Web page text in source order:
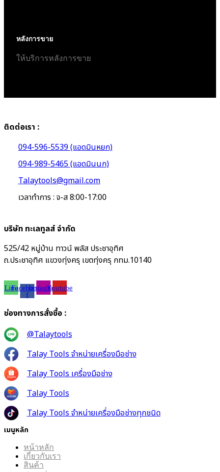
หลังการขาย
ให้บริการหลังการขาย
ติดต่อเรา :
094-596-5539 (แอดมินหยก)
094-989-5465 (แอดมินนก)
Talaytools@gmail.com
เวลาทำการ : จ-ส 8:00-17:00
บริษัท ทะเลทูลส์ จำกัด
525/42 หมู่บ้าน ทาวน์ พลัส ประชาอุทิศ
ถ.ประชาอุทิศ แขวงทุ่งครุ เขตทุ่งครุ กทม.10140
LineFacebook-
f
InstagramYoutube
ช่องทางการสั่งซื้อ :
@Talaytools
Talay Tools จำหน่ายเครื่องมือช่าง
Talay Tools เครื่องมือช่าง
Talay Tools
Talay Tools จำหน่ายเครื่องมือช่างทุกชนิด
เมนูหลัก
หน้าหลัก
เกี่ยวกับเรา
สินค้า